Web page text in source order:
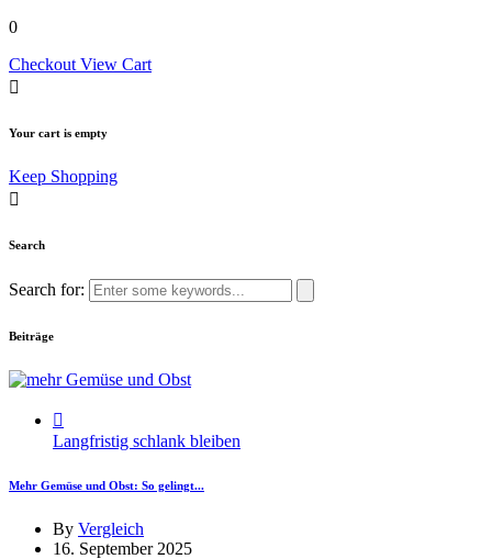
0
Checkout View Cart
Your cart is empty
Keep Shopping
Search
Search for:
Beiträge
Langfristig schlank bleiben
Mehr Gemüse und Obst: So gelingt...
By Vergleich
16. September 2025